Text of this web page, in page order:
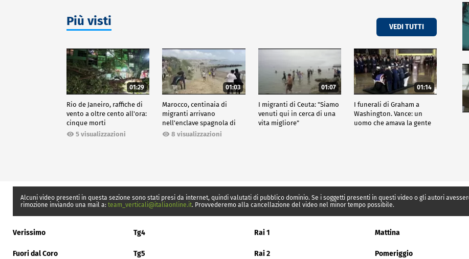
Più visti VEDI TUTTI
01:29
Rio de Janeiro, raffiche di
vento a oltre cento all'ora:
cinque morti
5 visualizzazioni
01:03
Marocco, centinaia di
migranti arrivano
nell'enclave spagnola di
Ceuta8 visualizzazioni
01:07
I migranti di Ceuta: "Siamo
venuti qui in cerca di una
vita migliore"
01:14
I funerali di Graham a
Washington. Vance: un
uomo che amava la gente
Alcuni video presenti in questa sezione sono stati presi da internet, quindi valutati di pubblico dominio. Se i soggetti presenti in questi video o gli autori
rimozione inviando una mail a: team_verticali@italiaonline.it. Provvederemo alla cancellazione del video nel minor tempo possibile.
Verissimo Tg4 Rai 1 Mattina
Fuori dal Coro Tg5 Rai 2 Pomeriggio